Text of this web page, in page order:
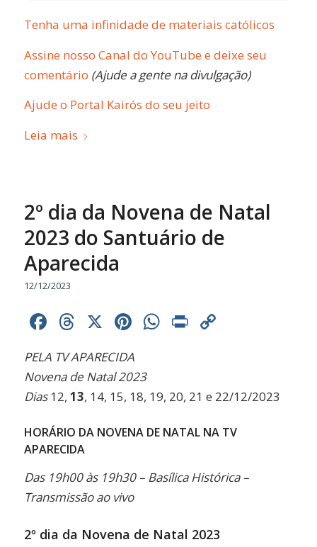
Tenha uma infinidade de materiais católicos
Assine nosso Canal do YouTube e deixe seu
comentário (Ajude a gente na divulgação)
Ajude o Portal Kairós do seu jeito
Leia mais
2º dia da Novena de Natal
2023 do Santuário de
Aparecida
12/12/2023
Facebook
Threads
X Pinterest
WhatsApp
Print
PELA TV APARECIDA
Novena de Natal 2023
Dias12, 13, 14, 15, 18, 19, 20, 21 e 22/12/2023
HORÁRIO DA NOVENA DE NATAL NA TV
APARECIDA
Das 19h00 às 19h30 – Basílica Histórica –
Transmissão ao vivo
2º dia da Novena de Natal 2023